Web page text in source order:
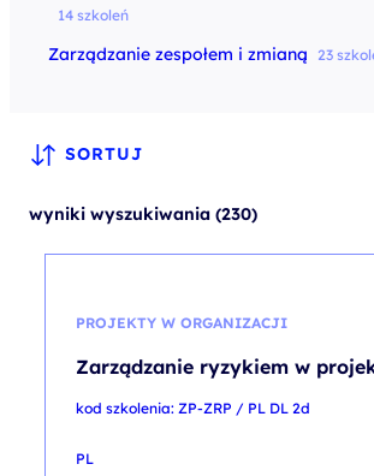
14 szkoleń
Zarządzanie zespołem i zmianą 23
SORTUJ
wyniki wyszukiwania (230)
PROJEKTY W ORGANIZACJI
Zarządzanie ryzykiem w
kod szkolenia: ZP-ZRP / PL DL 2d
PL